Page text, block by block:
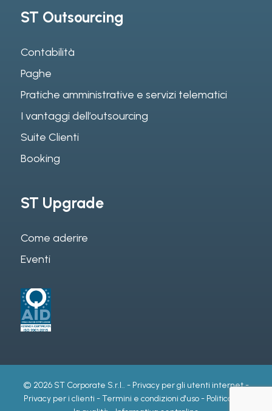
ST Outsourcing
Contabilità
Paghe
Pratiche amministrative e servizi telematici
I vantaggi dell’outsourcing
Suite Clienti
Booking
ST Upgrade
Come aderire
Eventi
© 2026 ST Corporate S.r.l.. - Privacy per gli utenti internet-
Privacy per i clienti -Termini e condizioni d'uso- Politica per